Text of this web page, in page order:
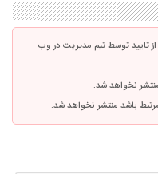
تایید توسط تیم مدیریت در وب
نخواهد شد.
مرتبط باشد منتشر نخواهد شد.